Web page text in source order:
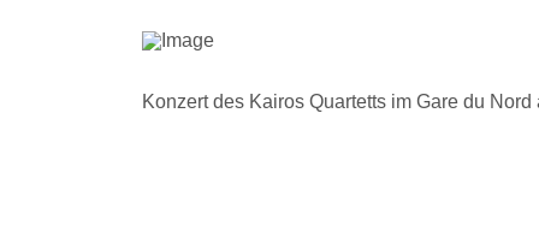
Konzert des Kairos Quartetts im Gare du